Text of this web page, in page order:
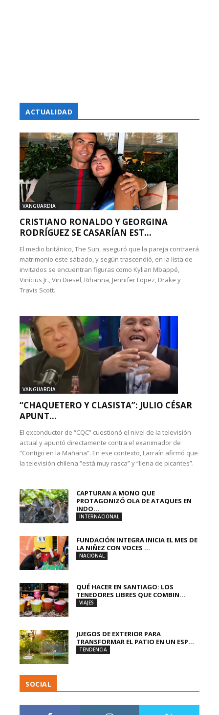
ACTUALIDAD
VANGUARDIA
CRISTIANO RONALDO Y GEORGINA
RODRÍGUEZ SE CASARÍAN EST...
El medio británico, The Sun, aseguró que la pareja contraerá
matrimonio este sábado, y según trascendió, en la lista de
invitados se encuentran figuras como Kylian Mbappé,
Vinícius Jr., Vin Diesel, Rihanna, Jennifer Lopez, Drake y
Travis Scott.
VANGUARDIA
“CHAQUETERO Y CLASISTA”: JULIO CÉSAR
APUNT...
El exconductor de “CQC” cuestionó el nivel de la televisión
actual y apuntó directamente contra el exanimador de
“Contigo en la Mañana”. En ese contexto, Larraín afirmó que
la televisión chilena “está muy rasca” y “llena de picantes”.
CAPTURAN A MONO QUE
PROTAGONIZÓ OLA DE ATAQUES EN
INDO...
INTERNACIONAL
FUNDACIÓN INTEGRA INICIA EL MES DE
LA NIÑEZ CON VOCES ...
NACIONAL
QUÉ HACER EN SANTIAGO: LOS
TENEDORES LIBRES QUE COMBIN...
VIAJES
JUEGOS DE EXTERIOR PARA
TRANSFORMAR EL PATIO EN UN ESP...
TENDENCIA
SOCIAL